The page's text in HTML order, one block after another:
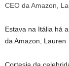
Estava na Itália há
da Amazon, Lauren